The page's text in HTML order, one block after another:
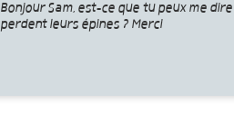
Bonjour Sam, est-ce que tu peux me
perdent leurs épines ? Merci